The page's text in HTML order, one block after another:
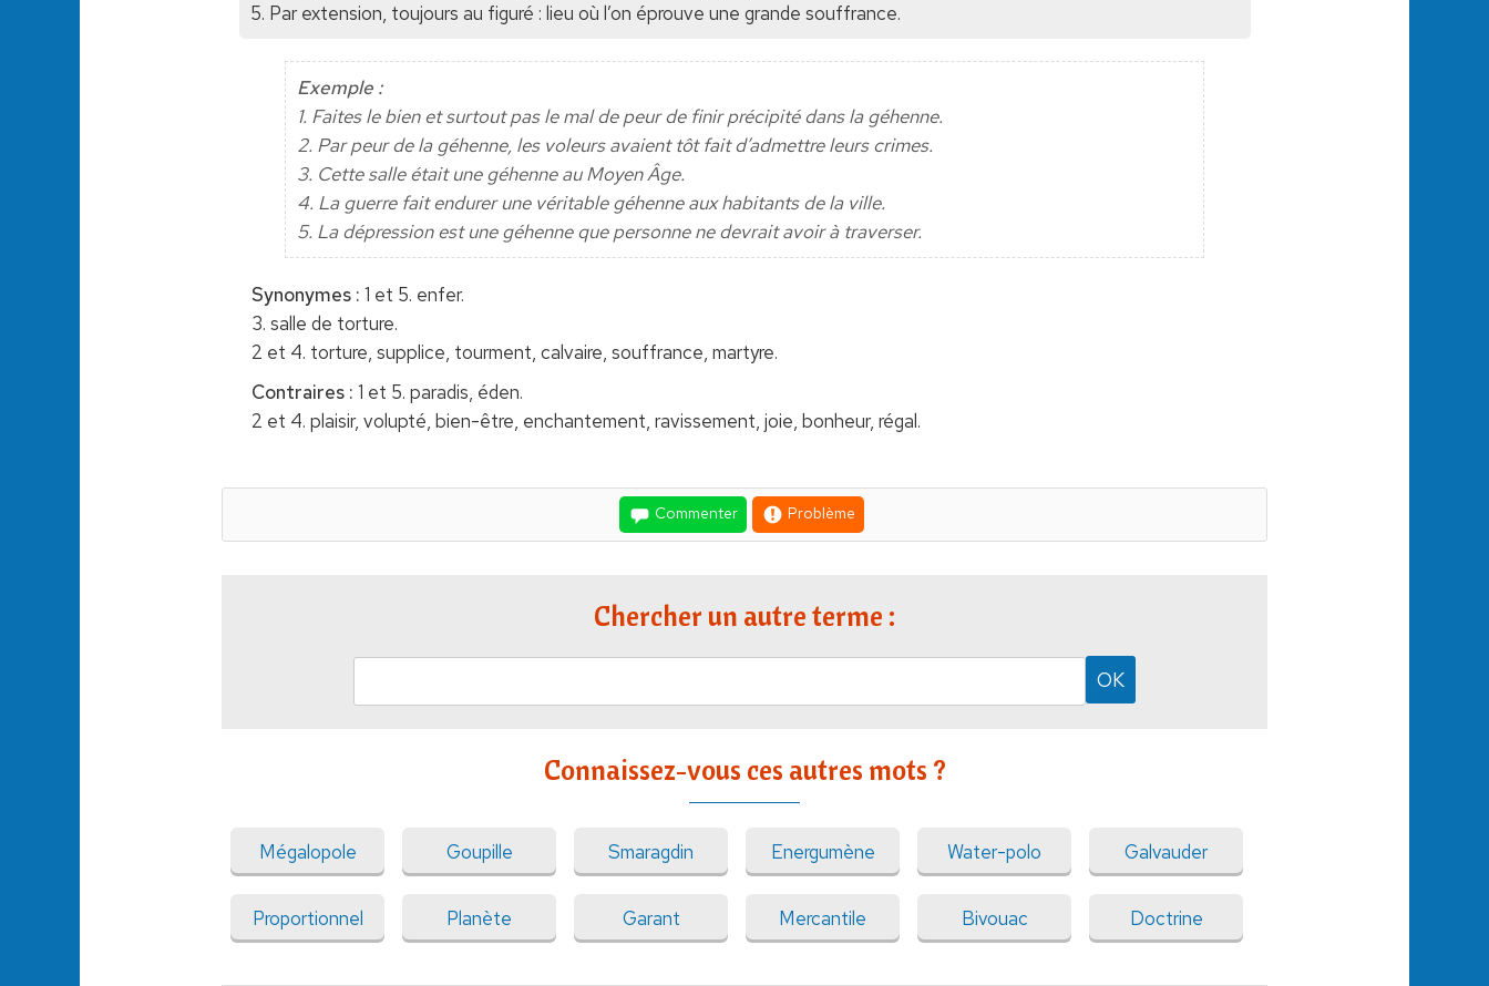
5. Par extension, toujours au figuré : lieu où l’on éprouve une grande souffrance.
Exemple :
1. Faites le bien et surtout pas le mal de peur de finir précipité dans la géhenne.
2. Par peur de la géhenne, les voleurs avaient tôt fait d’admettre leurs crimes.
3. Cette salle était une géhenne au Moyen Âge.
4. La guerre fait endurer une véritable géhenne aux habitants de la ville.
5. La dépression est une géhenne que personne ne devrait avoir à traverser.
Synonymes : 1 et 5. enfer.
3. salle de torture.
2 et 4. torture, supplice, tourment, calvaire, souffrance, martyre.
Contraires : 1 et 5. paradis, éden.
2 et 4. plaisir, volupté, bien-être, enchantement, ravissement, joie, bonheur, régal.
Commenter Problème
Chercher un autre terme :
Connaissez-vous ces autres mots ?
Mégalopole Goupille Smaragdin Energumène Water-polo Galvauder
Proportionnel Planète Garant Mercantile Bivouac Doctrine